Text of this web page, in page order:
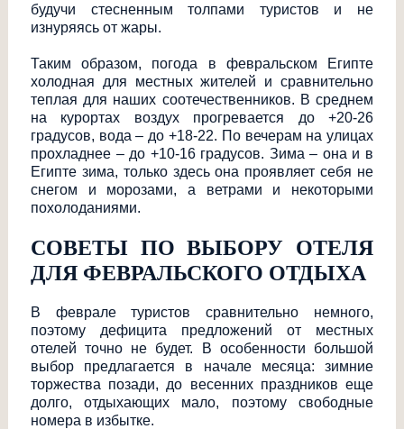
будучи стесненным толпами туристов и не
изнуряясь от жары.
Таким образом, погода в февральском Египте
холодная для местных жителей и сравнительно
теплая для наших соотечественников. В среднем
на курортах воздух прогревается до +20-26
градусов, вода – до +18-22. По вечерам на улицах
прохладнее – до +10-16 градусов. Зима – она и в
Египте зима, только здесь она проявляет себя не
снегом и морозами, а ветрами и некоторыми
похолоданиями.
СОВЕТЫ ПО ВЫБОРУ ОТЕЛЯ
ДЛЯ ФЕВРАЛЬСКОГО ОТДЫХА
В феврале туристов сравнительно немного,
поэтому дефицита предложений от местных
отелей точно не будет. В особенности большой
выбор предлагается в начале месяца: зимние
торжества позади, до весенних праздников еще
долго, отдыхающих мало, поэтому свободные
номера в избытке.